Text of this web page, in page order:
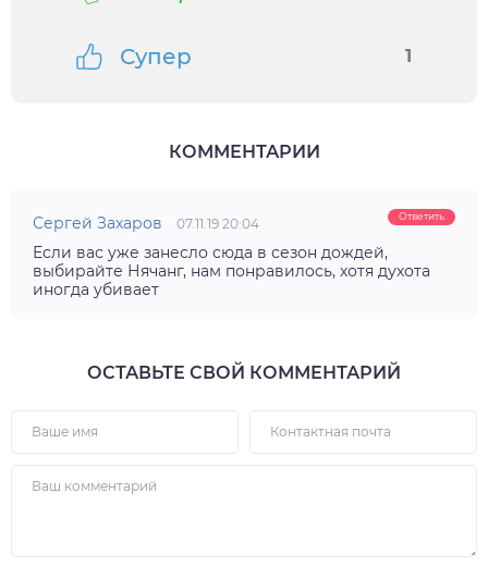
Супер 1
КОММЕНТАРИИ
Сергей Захаров 07.11.19 20:04 Ответить
Если вас уже занесло сюда в сезон дождей,
выбирайте Нячанг, нам понравилось, хотя духота
иногда убивает
ОСТАВЬТЕ СВОЙ КОММЕНТАРИЙ